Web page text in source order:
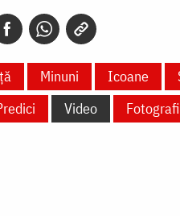
Minuni Icoane
Video